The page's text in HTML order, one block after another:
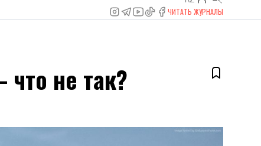
ЧИТАТЬ ЖУРНАЛЫ
не так?